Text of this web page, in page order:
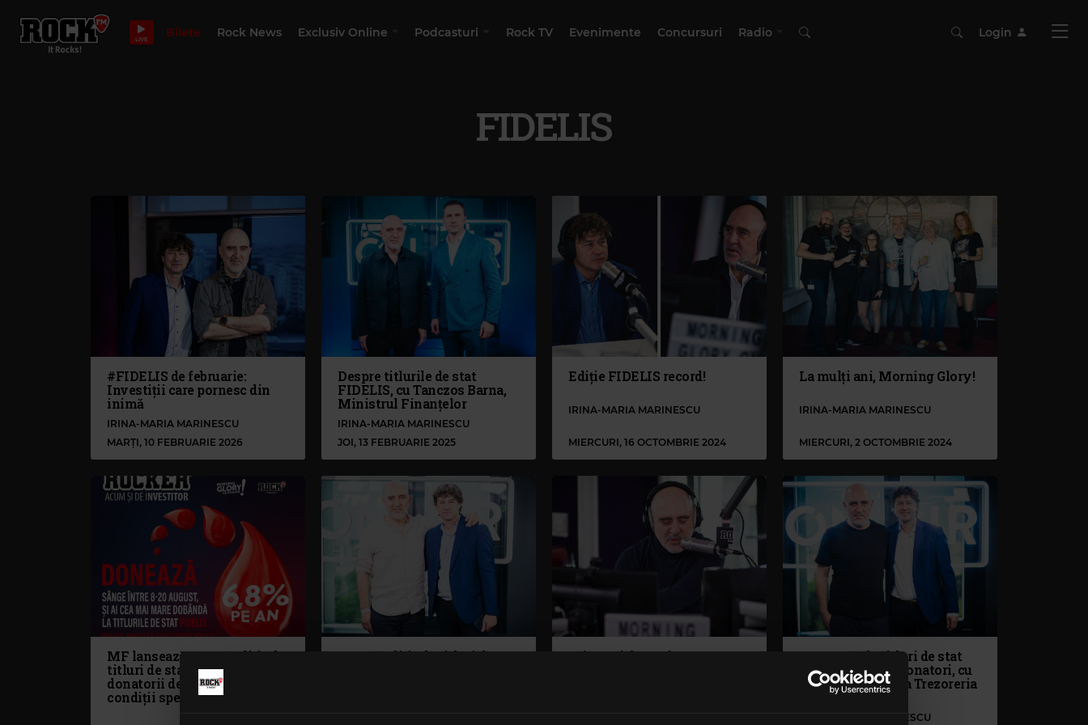
LIVE Bilete Rock News Exclusiv Online Podcasturi Rock TV Evenimente Concursuri Radio Login
FIDELIS
#FIDELIS de februarie:
Investiții care pornesc din
inimă
IRINA-MARIA MARINESCU
MARȚI, 10 FEBRUARIE 2026
Despre titlurile de stat
FIDELIS, cu Tanczos Barna,
Ministrul Finanțelor
IRINA-MARIA MARINESCU
JOI, 13 FEBRUARIE 2025
Ediție FIDELIS record!
IRINA-MARIA MARINESCU
MIERCURI, 16 OCTOMBRIE 2024
La mulți ani, Morning Glory!
IRINA-MARIA MARINESCU
MIERCURI, 2 OCTOMBRIE 2024
MF lansează o nouă ediție de
titluri de stat Fidelis, în care
donatorii de sânge au
condiții speciale
O nouă ediție de titluri de stat
Mirosuri de neuitat
Noua tură de titluri de stat
FIDELIS pentru donatori, cu
Ștefan Nanu, de la Trezoreria
de Stat
IRINA-MARIA MARINESCU